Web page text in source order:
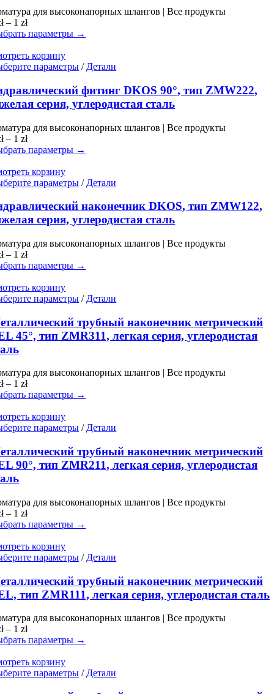
можно
на
для высоконапорных шлангов | Все продукты
– 1złДиапазон
цен:
–
1 zł
параметры →
корзину
параметры Этот
имеет
несколько
вариаций.
можно
на
/ Детали
фитинг DKOS 90°, тип ZMW222,
серия, углеродистая сталь
для высоконапорных шлангов | Все продукты
– 1złДиапазон
цен:
–
1 zł
параметры →
корзину
параметры Этот
имеет
вариаций.
можно
на
/ Детали
наконечник DKOS, тип ZMW122,
серия, углеродистая сталь
для высоконапорных шлангов | Все продукты
– 1złДиапазон
цен:
–
1 zł
параметры →
корзину
параметры Этот
имеет
несколько
вариаций.
выбрать
странице
/ Детали
трубный наконечник метрический
45°, тип ZMR311, легкая серия, углеродистая
для высоконапорных шлангов | Все продукты
– 1złДиапазон
цен:
–
1 zł
параметры →
корзину
параметры Этот
имеет
несколько
вариаций.
выбрать
странице
/ Детали
трубный наконечник метрический
90°, тип ZMR211, легкая серия, углеродистая
для высоконапорных шлангов | Все продукты
– 1złДиапазон
цен:
–
1 zł
параметры →
корзину
параметры Этот
имеет
несколько
вариаций.
можно
на
/ Детали
трубный наконечник метрический
тип ZMR111, легкая серия, углеродистая сталь
для высоконапорных шлангов | Все продукты
– 1złДиапазон
цен:
–
1 zł
параметры →
корзину
параметры Этот
/ Детали